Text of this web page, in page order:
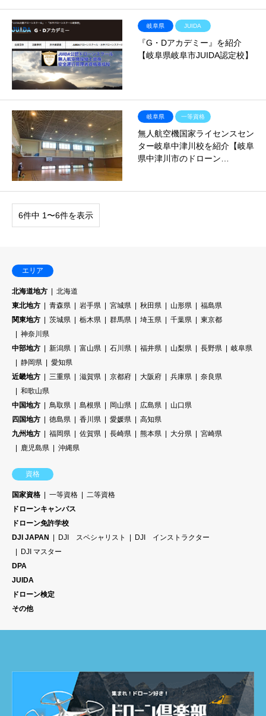
岐阜県 JUIDA
『G・Dアカデミー』を紹介
【岐阜県岐阜市JUIDA認定校】
岐阜県 一等資格
無人航空機国家ライセンスセン
ター岐阜中津川校を紹介【岐阜
県中津川市のドローン…
6件中 1〜6件を表示
エリア
北海道地方
北海道
東北地方
青森県 岩手県 宮城県 秋田県 山形県
福島県
関東地方
茨城県 栃木県 群馬県 埼玉県 千葉県
東京都
神奈川県
中部地方
新潟県 富山県 石川県 福井県 山梨県 長野県
岐阜県
静岡県
愛知県
近畿地方
三重県 滋賀県 京都府 大阪府 兵庫県
奈良県
和歌山県
中国地方
鳥取県 島根県 岡山県 広島県
山口県
四国地方
徳島県 香川県 愛媛県
高知県
九州地方
福岡県 佐賀県 長崎県 熊本県 大分県
宮崎県
鹿児島県
沖縄県
資格
国家資格 一等資格
二等資格
ドローンキャンパス
ドローン免許学校
DJI JAPAN
DJI スペシャリスト
DJI インストラクター
DJI マスター
DPA
JUIDA
ドローン検定
その他